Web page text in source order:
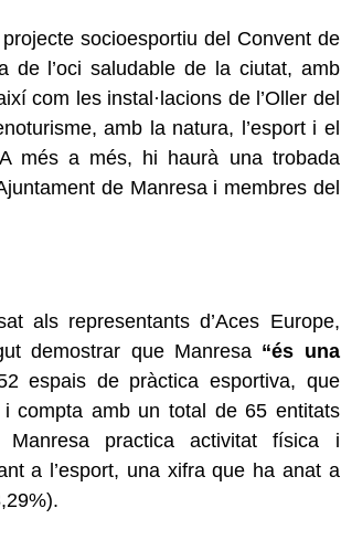
socioesportiu del Convent de
de l’oci saludable de la ciutat, amb
com les instal·lacions de l’Oller del
amb la natura, l’esport i el
més a més, hi haurà una trobada
de Manresa i membres del
als representants d’Aces Europe,
demostrar que Manresa “és una
espais de pràctica esportiva, que
compta amb un total de 65 entitats
practica activitat física i
a l’esport, una xifra que ha anat a